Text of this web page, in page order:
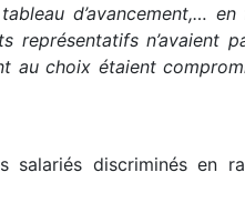
d’avancement,…
représentatifs n’avaient
au choix étaient
salariés discriminés en